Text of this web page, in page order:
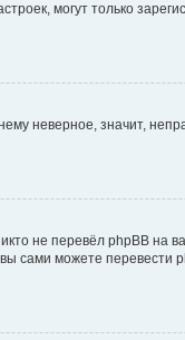
могут только
неверное, значит,
не перевёл phpBB на
вы сами можете